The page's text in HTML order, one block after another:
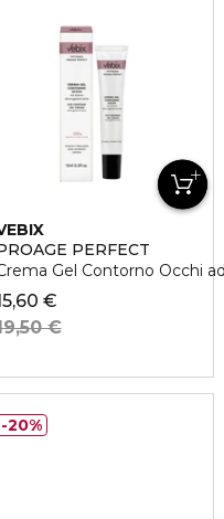
PERFECT
Gel Contorno Occhi
€
€
20%